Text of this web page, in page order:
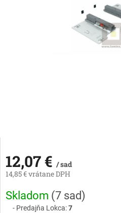
12,07 € / sad
14,85 € vrátane DPH
Jednotková
cena:
Skladom (7 sad)
Predajňa Lokca:7